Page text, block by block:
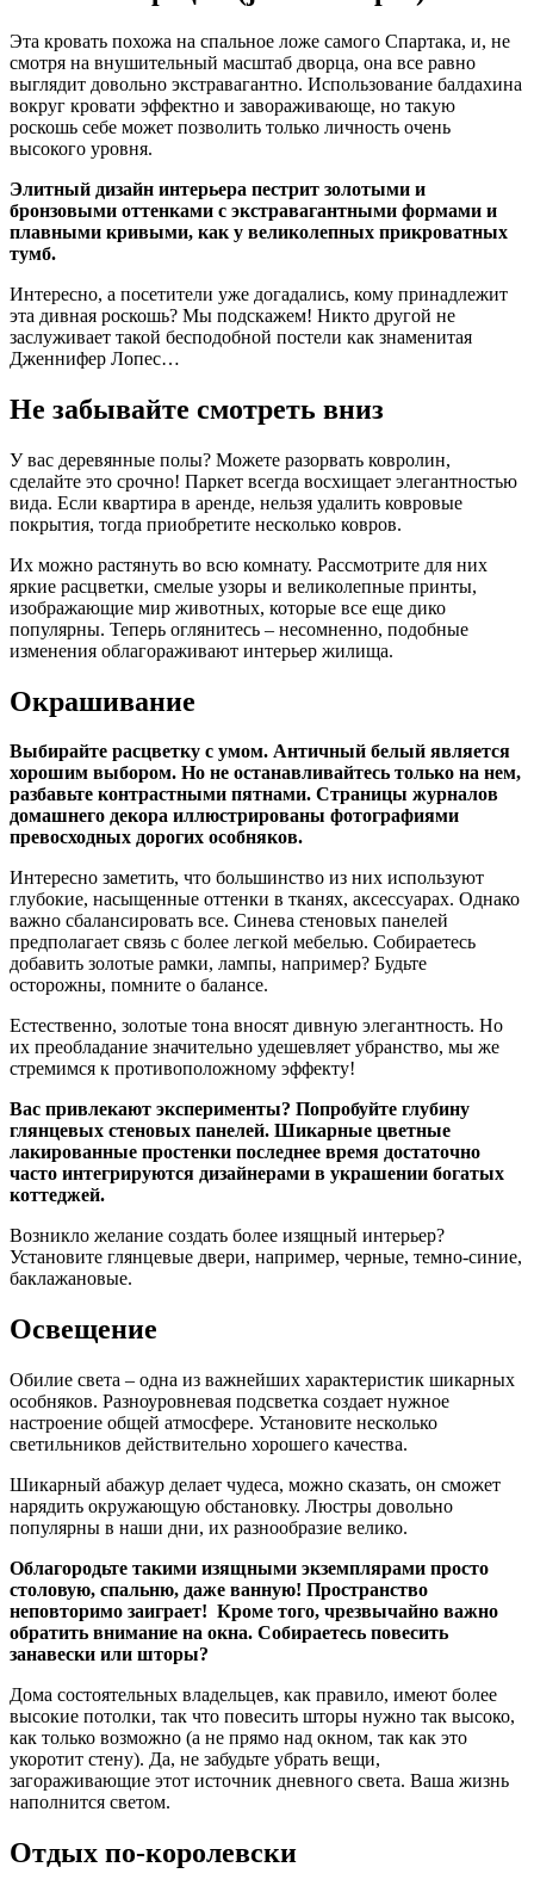
Эта кровать похожа на спальное ложе самого Спартака, и, не
смотря на внушительный масштаб дворца, она все равно
выглядит довольно экстравагантно. Использование балдахина
вокруг кровати эффектно и завораживающе, но такую
роскошь себе может позволить только личность очень
высокого уровня.
Элитный дизайн интерьера пестрит золотыми и
бронзовыми оттенками с экстравагантными формами и
плавными кривыми, как у великолепных прикроватных
тумб.
Интересно, а посетители уже догадались, кому принадлежит
эта дивная роскошь? Мы подскажем! Никто другой не
заслуживает такой бесподобной постели как знаменитая
Дженнифер Лопес…
Не забывайте смотреть вниз
У вас деревянные полы? Можете разорвать ковролин,
сделайте это срочно! Паркет всегда восхищает элегантностью
вида. Если квартира в аренде, нельзя удалить ковровые
покрытия, тогда приобретите несколько ковров.
Их можно растянуть во всю комнату. Рассмотрите для них
яркие расцветки, смелые узоры и великолепные принты,
изображающие мир животных, которые все еще дико
популярны. Теперь оглянитесь – несомненно, подобные
изменения облагораживают интерьер жилища.
Окрашивание
Выбирайте расцветку с умом. Античный белый является
хорошим выбором. Но не останавливайтесь только на нем,
разбавьте контрастными пятнами. Страницы журналов
домашнего декора иллюстрированы фотографиями
превосходных дорогих особняков.
Интересно заметить, что большинство из них используют
глубокие, насыщенные оттенки в тканях, аксессуарах. Однако
важно сбалансировать все. Синева стеновых панелей
предполагает связь с более легкой мебелью. Собираетесь
добавить золотые рамки, лампы, например? Будьте
осторожны, помните о балансе.
Естественно, золотые тона вносят дивную элегантность. Но
их преобладание значительно удешевляет убранство, мы же
стремимся к противоположному эффекту!
Вас привлекают эксперименты? Попробуйте глубину
глянцевых стеновых панелей. Шикарные цветные
лакированные простенки последнее время достаточно
часто интегрируются дизайнерами в украшении богатых
коттеджей.
Возникло желание создать более изящный интерьер?
Установите глянцевые двери, например, черные, темно-синие,
баклажановые.
Освещение
Обилие света – одна из важнейших характеристик шикарных
особняков. Разноуровневая подсветка создает нужное
настроение общей атмосфере. Установите несколько
светильников действительно хорошего качества.
Шикарный абажур делает чудеса, можно сказать, он сможет
нарядить окружающую обстановку. Люстры довольно
популярны в наши дни, их разнообразие велико.
Облагородьте такими изящными экземплярами просто
столовую, спальню, даже ванную! Пространство
неповторимо заиграет! Кроме того, чрезвычайно важно
обратить внимание на окна. Собираетесь повесить
занавески или шторы?
Дома состоятельных владельцев, как правило, имеют более
высокие потолки, так что повесить шторы нужно так высоко,
как только возможно (а не прямо над окном, так как это
укоротит стену). Да, не забудьте убрать вещи,
загораживающие этот источник дневного света. Ваша жизнь
наполнится светом.
Отдых по-королевски